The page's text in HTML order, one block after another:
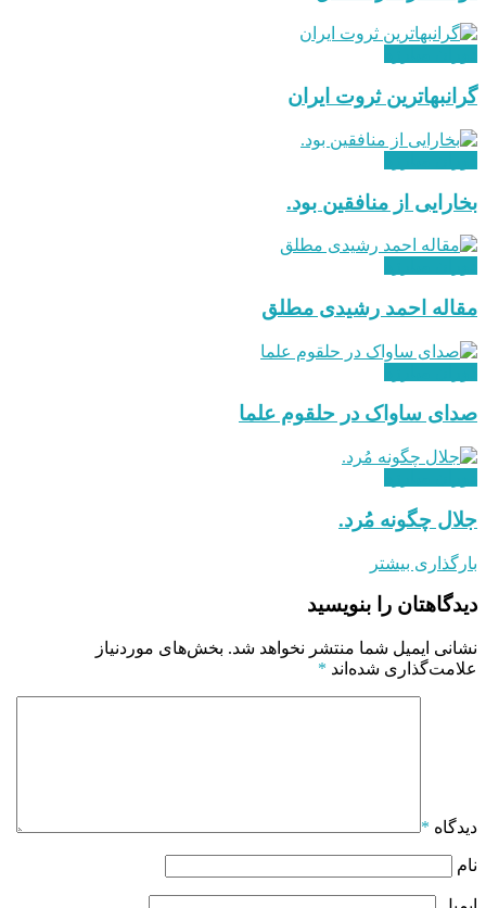
گرانبهاترین ثروت ایران
بخارایی از منافقین بود.
مقاله احمد رشیدی مطلق
صدای ساواک در حلقوم علما
جلال چگونه مُرد.
بارگذاری بیشتر
دیدگاهتان را بنویسید
نشانی ایمیل شما منتشر نخواهد شد. بخش‌های موردنیاز
علامت‌گذاری شده‌اند *
دیدگاه *
نام